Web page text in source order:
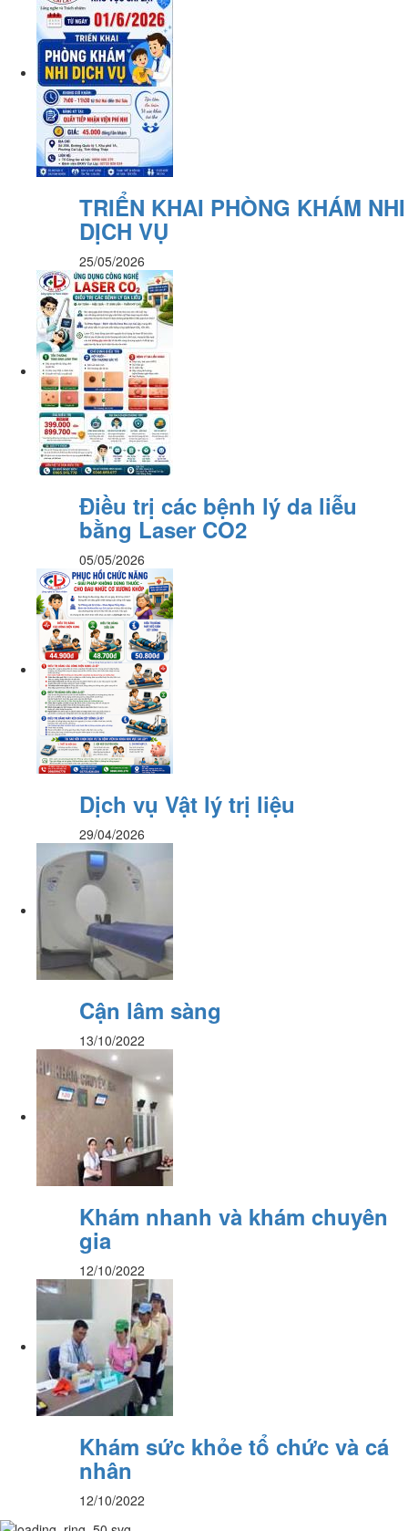
TRIỂN KHAI PHÒNG KHÁM NHI
DỊCH VỤ
25/05/2026
Điều trị các bệnh lý da liễu
bằng Laser CO2
05/05/2026
Dịch vụ Vật lý trị liệu
29/04/2026
Cận lâm sàng
13/10/2022
Khám nhanh và khám chuyên
gia
12/10/2022
Khám sức khỏe tổ chức và cá
nhân
12/10/2022